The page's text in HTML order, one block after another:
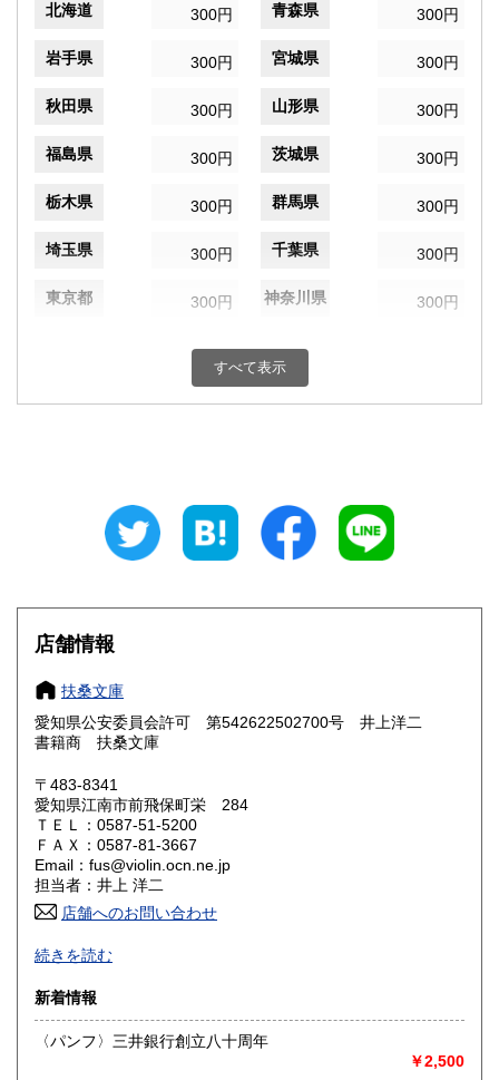
北海道 300円 青森県 300円
岩手県 300円 宮城県 300円
秋田県 300円 山形県 300円
福島県 300円 茨城県 300円
栃木県 300円 群馬県 300円
埼玉県 300円 千葉県 300円
東京都 300円 神奈川県 300円
300円 富山県
300円 三重県
大阪府
奈良県
鳥取県 300円 島根県 300円
岡山県
山口県 300円
香川県 300円
高知県 300円
佐賀県
熊本県 300円 大分県 300円
300円
すべて表示
店舗情報
扶桑文庫
愛知県公安委員会許可 第542622502700号 井上洋二
書籍商 扶桑文庫
〒483-8341
愛知県江南市前飛保町栄 284
ＴＥＬ：0587-51-5200
ＦＡＸ：0587-81-3667
Email：fus@violin.ocn.ne.jp
担当者：井上 洋二
店舗へのお問い合わせ
古文書、古地図、刷り物、一枚もの、絵葉書、鳥瞰図、近代
文献資料等を主体に扱っております。
沿線名：名鉄犬山線
最寄駅：江南駅下車
営業時間：10:00〜17:00
続きを読む
新着情報
〈パンフ〉三井銀行創立八十周年
￥2,500